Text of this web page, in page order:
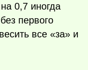
0,7 иногда
первого
все «за» и